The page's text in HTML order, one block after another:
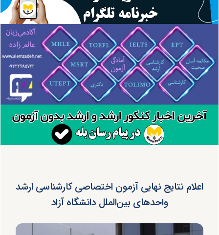
اعلام نتایج نهایی آزمون اختصاصی کارشناسی ارشد
واحدهای بین‌الملل دانشگاه آزاد